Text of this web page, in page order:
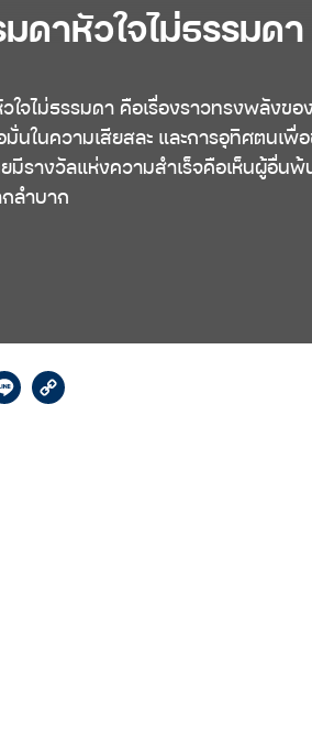
ดาหัวใจไม่ธรรมดา
ใจไม่ธรรมดา คือเรื่องราวทรงพลังขอ
นในความเสียสละ และการอุทิศตนเพื่
มีรางวัลแห่งความสำเร็จคือเห็นผู้อื่นพ้
ลำบาก
Line